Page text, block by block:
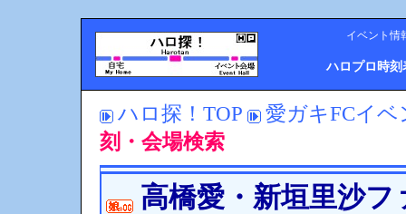
イベント情
ハロプロ時刻
ハロ探！TOP
愛ガキFCイベ
刻・会場検索
高橋愛・新垣里沙